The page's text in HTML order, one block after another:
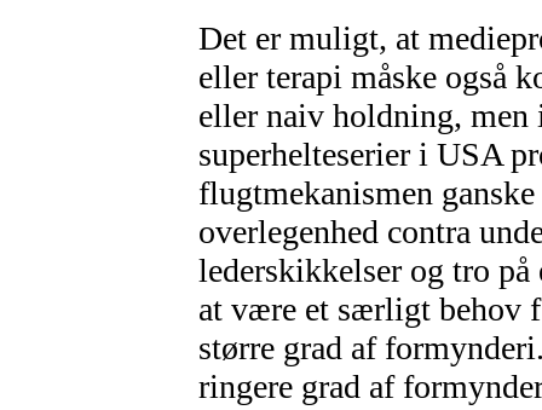
Det er muligt, at
eller terapi måske også
eller naiv holdning, men
superhelteserier i USA
flugtmekanismen
overlegenhed contra
lederskikkelser og tro
at være et særligt behov
større grad af
ringere grad af